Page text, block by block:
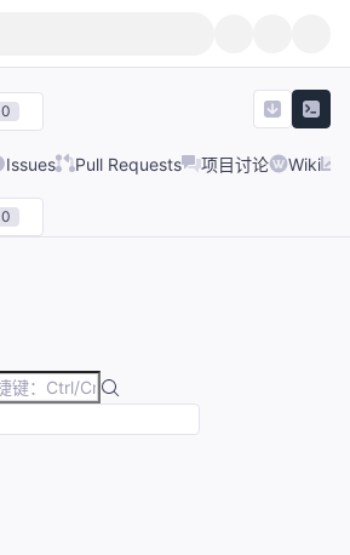
0
Issues Pull Requests 项目讨论 Wiki
0